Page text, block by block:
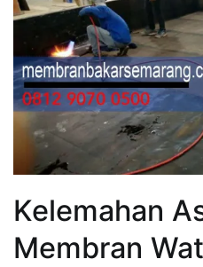
Kelemahan
Membran